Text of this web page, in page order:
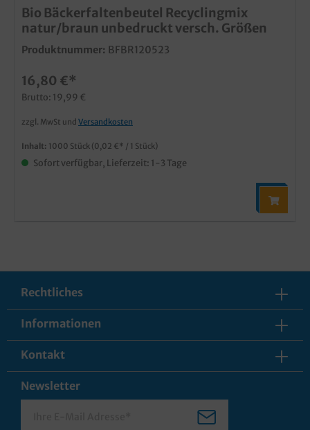
Bio Bäckerfaltenbeutel Recyclingmix
natur/braun unbedruckt versch. Größen
Produktnummer: BFBR120523
16,80 €*
Brutto: 19,99 €
zzgl. MwSt und Versandkosten
Inhalt: 1000 Stück (0,02 €* / 1 Stück)
Sofort verfügbar, Lieferzeit: 1-3 Tage
Rechtliches
Informationen
Kontakt
Newsletter